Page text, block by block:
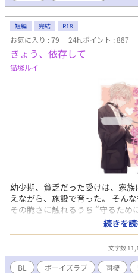
短編 完結 R18
お気に入り : 79 24h.ポイント : 887
きょう、依存して
猫塚ルイ
幼少期、貧乏だった受けは、家
えながら、施設で育った。 そん
その脆さに触れるうち “守るため
歪んだ愛に堕ちていく。 拗らせ
い一途受けの同棲ＢＬ
続きを
文字数
BL ボーイズラブ 同棲